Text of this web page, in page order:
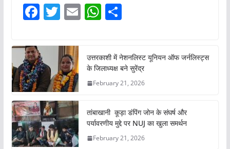
F
c
e
b
o
o
k
T
itt
er
E W
s
A
p
S
e
उत्तरकाशी में नेशनलिस्ट यूनियन ऑफ जर्नलिस्ट्स
के जिलाध्यक्ष बने सुरेंद्र
February 21, 2026
तांबाखानी कूड़ा डंपिंग जोन के संघर्ष और
पर्यावरणीय मुद्दे पर NUJ का खुला समर्थन
February 21, 2026